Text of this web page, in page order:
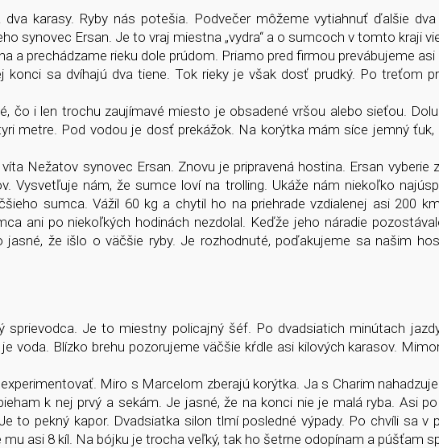
karasy. Ryby nás potešia. Podvečer môžeme vytiahnuť ďalšie dva
synovec Ersan. Je to vraj miestna „vydra“ a o sumcoch v tomto kraji
a prechádzame rieku dole prúdom. Priamo pred firmou prevábujeme asi
sa dvíhajú dva tiene. Tok rieky je však dosť prudký. Po treťom
čo i len trochu zaujímavé miesto je obsadené vršou alebo sieťou.
metre. Pod vodou je dosť prekážok. Na korýtka mám síce jemný ťuk,
Nežatov synovec Ersan. Znovu je pripravená hostina. Ersan vyberie
Vysvetľuje nám, že sumce loví na trolling. Ukáže nám niekoľko
sumca. Vážil 60 kg a chytil ho na priehrade vzdialenej asi 200
ani po niekoľkých hodinách nezdolal. Keďže jeho náradie
jasné, že išlo o väčšie ryby. Je rozhodnuté, poďakujeme sa našim
sprievodca. Je to miestny policajný šéf. Po dvadsiatich minútach
voda. Blízko brehu pozorujeme väčšie kŕdle asi kilových karasov.
Miro s Marcelom zberajú korýtka. Ja s Charim
k nej prvý a sekám. Je jasné, že na konci nie je malá ryba. Asi
to pekný kapor. Dvadsiatka silon tlmí posledné výpady. Po chvíli sa v
asi 8 kíl. Na bójku je trocha veľký, tak ho šetrne odopínam a púšťam